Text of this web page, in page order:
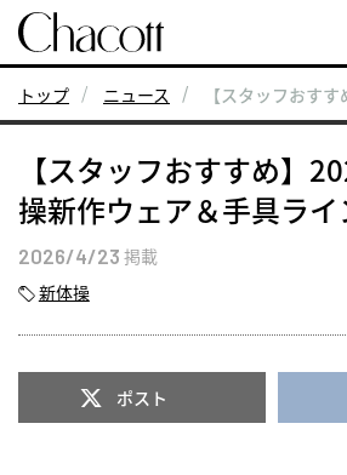
トップ ニュース 【スタッフおす
【スタッフおすすめ】
操新作ウェア＆手具ラ
2026/4/23 掲載
新体操
ポスト